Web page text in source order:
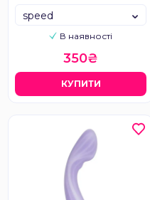
В наявності
speed
350₴
КУПИТИ